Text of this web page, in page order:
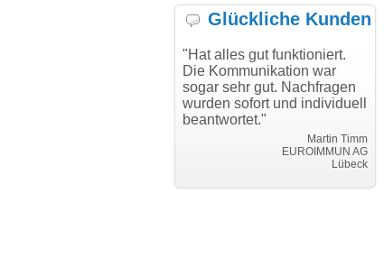
Glückliche Kunden
"Hat alles gut funktioniert.
Die Kommunikation war
sogar sehr gut. Nachfragen
wurden sofort und individuell
beantwortet."
Martin Timm
EUROIMMUN AG
Lübeck